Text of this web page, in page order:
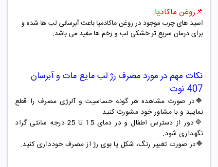
📌روغن ماکادیا:
اسید های چرب موجود در روغن ماکادمیا باعث آبرسانی لب ها شده و
برای درمان سریع تر خشکی لب و زخم ها مفید می باشد.
نکات مهم در مورد مصرف رژ لب مایع مات و آبرسان
407 نوت
🔷در صورت مشاهده هر گونه حساسیت و آلرژی مصرف را قطع
نمایید و با مشاور خود مشورت کنید.
🔷دور از دسترس اطفال و در دمای 15 تا 25 درجه سانتی گراد
نگهداری شود.
🔷در صورت تغییر رنگ، شکل یا بوی رژ از مصرف خودداری کنید.